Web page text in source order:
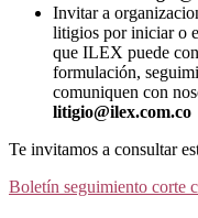
Invitar a
litigios por iniciar o
que ILEX puede
formulación,
comuniquen con
litigio@ilex.com.co
Te invitamos a consultar
Boletín seguimiento corte